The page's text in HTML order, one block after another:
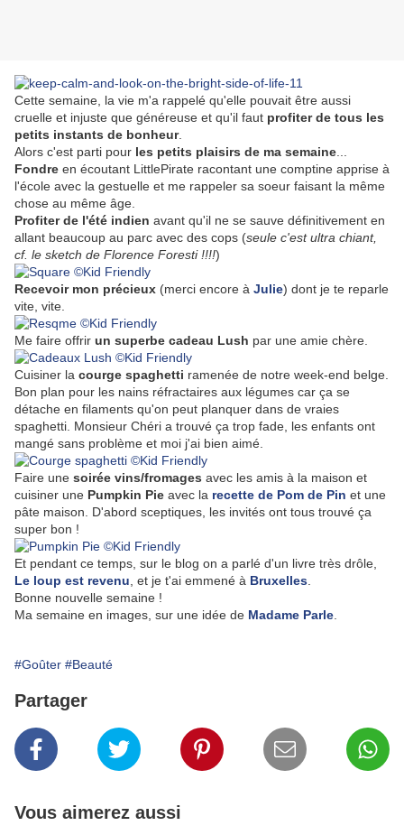
Cette semaine, la vie m'a rappelé qu'elle pouvait être aussi
cruelle et injuste que généreuse et qu'il faut profiter de tous les
petits instants de bonheur.
Alors c'est parti pour les petits plaisirs de ma semaine
Fondre en écoutant LittlePirate racontant une comptine apprise à
l'école avec la gestuelle et me rappeler sa soeur faisant la même
chose au même âge.
Profiter de l'été indien avant qu'il ne se sauve définitivement en
allant beaucoup au parc avec des cops (seule c'est ultra chiant,
cf. le sketch de Florence Foresti !!!!)
Recevoir mon précieux (merci encore à Julie) dont je te reparle
vite, vite.
Me faire offrir un superbe cadeau Lush par une amie chère.
Cuisiner la courge spaghetti ramenée de notre week-end belge.
Bon plan pour les nains réfractaires aux légumes car ça se
détache en filaments qu'on peut planquer dans de vraies
spaghetti. Monsieur Chéri a trouvé ça trop fade, les enfants ont
mangé sans problème et moi j'ai bien aimé.
Faire une soirée vins/fromages avec les amis à la maison et
cuisiner une Pumpkin Pie avec la recette de Pom de Pin et une
pâte maison. D'abord sceptiques, les invités ont tous trouvé ça
super bon !
Et pendant ce temps, sur le blog on a parlé d'un livre très drôle,
Le loup est revenu , et je t'ai emmené à Bruxelles
Bonne nouvelle semaine !
Ma semaine en images, sur une idée de Madame Parle
#Goûter #Beauté
Partager
Vous aimerez aussi